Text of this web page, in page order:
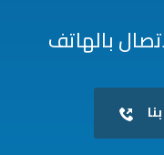
بالهاتف